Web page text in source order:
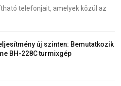
telefonjait, amelyek közül az
új szinten: Bemutatkozik
BH-228C turmixgép